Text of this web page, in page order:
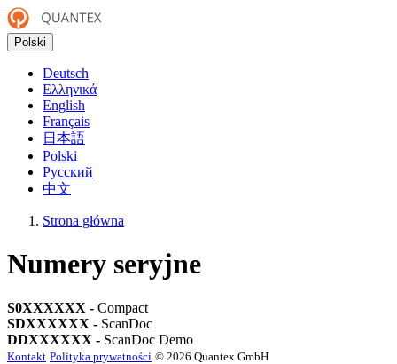
Polski
Deutsch
Ελληνικά
English
Français
日本語
Polski
Русский
中文
Strona główna
Numery seryjne
S0XXXXXX - Compact
SDXXXXXX - ScanDoc
DDXXXXXX - ScanDoc Demo
Kontakt Polityka prywatności © 2026 Quantex GmbH